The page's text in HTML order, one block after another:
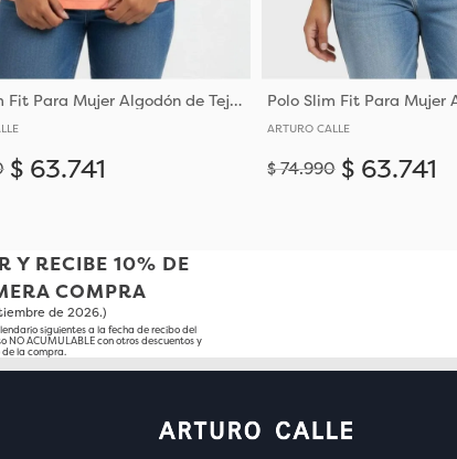
Polo Slim Fit Para Mujer Algodón de Tejido de Punto
$ 63.741
ARTURO CALLE
$ 74.990 $ 63.741
Y RECIBE 10% DE
COMPRA
de 2026.)
siguientes a la fecha de recibo del
NO ACUMULABLE con otros descuentos y
la compra.